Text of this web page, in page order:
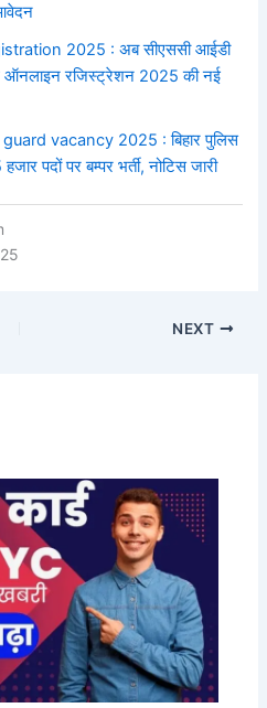
2025 : अब सीएससी आईडी
ऑनलाइन रजिस्ट्रेशन 2025 की नई
vacancy 2025 : बिहार पुलिस
हजार पदों पर बम्पर भर्ती, नोटिस जारी
NEXT